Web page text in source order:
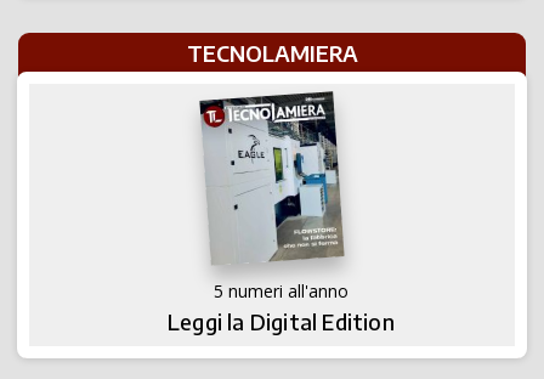
TECNOLAMIERA
5 numeri all'anno
Leggi la Digital Edition